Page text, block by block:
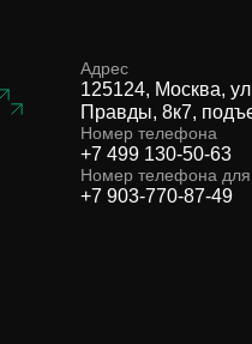
Адрес
125124, Москва,
Правды, 8к7,
Номер телефона
+7 499 130-50-63
Номер телефона
+7 903-770-87-49